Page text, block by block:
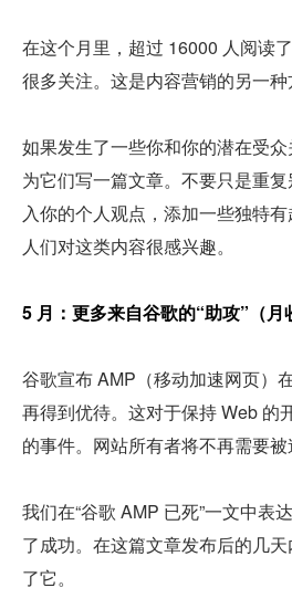
在这个月里，超过 16000 人阅读
很多关注。这是内容营销的另一种
如果发生了一些你和你的潜在受
为它们写一篇文章。不要只是重
入你的个人观点，添加一些独特
人们对这类内容很感兴趣。
5 月：更多来自谷歌的“助攻”（月
谷歌宣布 AMP（移动加速网页）
再得到优待。这对于保持 Web 的
的事件。网站所有者将不再需要被
我们在“谷歌 AMP 已死”一文中表
了成功。在这篇文章发布后的几
了它。